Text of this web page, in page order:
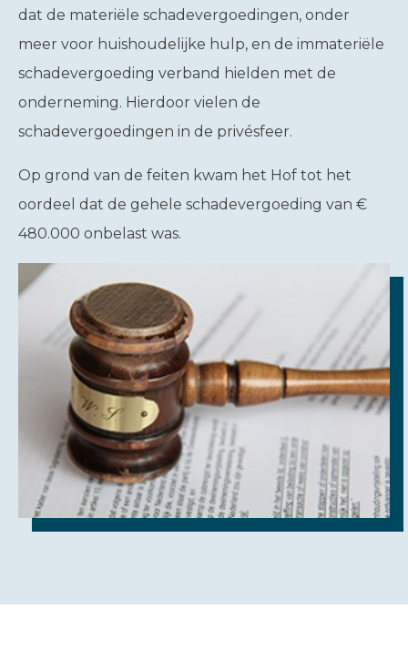
dat de materiële schadevergoedingen, onder
meer voor huishoudelijke hulp, en de immateriële
schadevergoeding verband hielden met de
onderneming. Hierdoor vielen de
schadevergoedingen in de privésfeer.
Op grond van de feiten kwam het Hof tot het
oordeel dat de gehele schadevergoeding van €
480.000 onbelast was.